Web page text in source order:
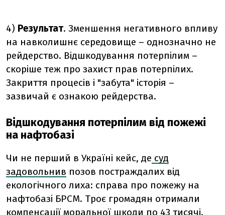
4) Результат. Зменшення негативного впливу
на навколишнє середовище – однозначно не
рейдерство. Відшкодування потерпілим –
скоріше теж про захист прав потерпілих.
Закриття процесів і "забута" історія –
зазвичай є ознакою рейдерства.
Відшкодування потерпілим від пожежі
на нафтобазі
Чи не перший в Україні кейс, де суд
задовольнив позов постраждалих від
екологічного лиха: справа про пожежу на
нафтобазі БРСМ. Троє громадян отримали
компенсації моральної шкоди по 43 тисячі.